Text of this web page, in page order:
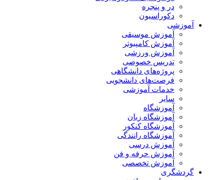
در و پنجره
دکوراسیون
آموزشی
آموزش موسیقی
آموزش کامپیوتر
آموزش ورزشی
تدریس خصوصی
پروژه‌های دانشگاهی
فرصت‌های دانشجویی
خدمات آموزشی
سایر
آموزشگاه
آموزشگاه زبان
آموزشگاه کنکور
آموزشگاه رانندگی
آموزش درسی
آموزش حرفه و فن
آموزش تخصصی
گردشگری